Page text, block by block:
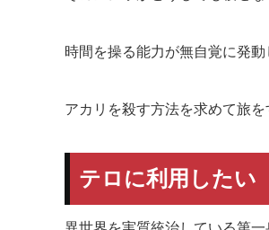
時間を操る能力が無自覚に発
アカリを殺す方法を求めて旅
テロに利用したい